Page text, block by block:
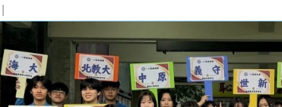
｜